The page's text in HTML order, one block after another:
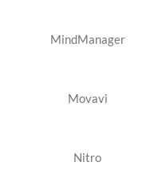
MindManager
Movavi
Nitro